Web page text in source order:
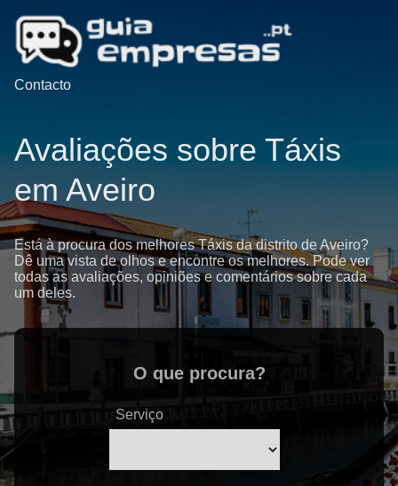
Contacto
Avaliações sobre Táxis
em Aveiro
Está à procura dos melhores Táxis da distrito de Aveiro?
Dê uma vista de olhos e encontre os melhores. Pode ver
todas as avaliações, opiniões e comentários sobre cada
um deles.
O que procura?
Serviço